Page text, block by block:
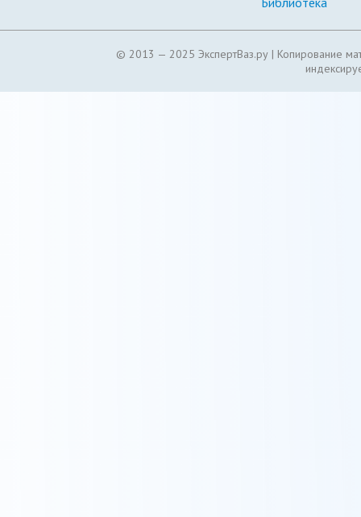
© 2013 — 2025 ЭкспертВаз.ру | Копирование